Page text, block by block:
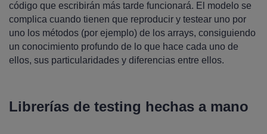
código que escribirán más tarde funcionará. El modelo se
complica cuando tienen que reproducir y testear uno por
uno los métodos (por ejemplo) de los arrays, consiguiendo
un conocimiento profundo de lo que hace cada uno de
ellos, sus particularidades y diferencias entre ellos.
Librerías de testing hechas a mano